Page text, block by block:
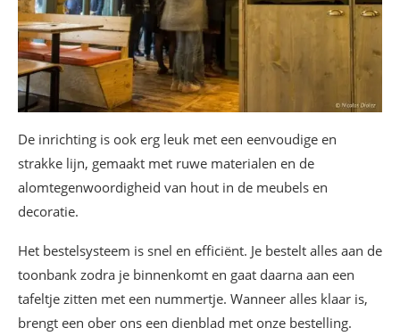
De inrichting is ook erg leuk met een eenvoudige en
strakke lijn, gemaakt met ruwe materialen en de
alomtegenwoordigheid van hout in de meubels en
decoratie.
Het bestelsysteem is snel en efficiënt. Je bestelt alles aan de
toonbank zodra je binnenkomt en gaat daarna aan een
tafeltje zitten met een nummertje. Wanneer alles klaar is,
brengt een ober ons een dienblad met onze bestelling.